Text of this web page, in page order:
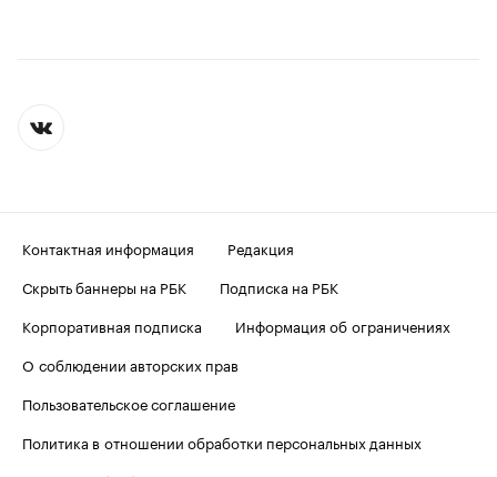
Контактная информация
Редакция
Скрыть баннеры на РБК
Подписка на РБК
Корпоративная подписка
Информация об ограничениях
О соблюдении авторских прав
Пользовательское соглашение
Политика в отношении обработки персональных данных